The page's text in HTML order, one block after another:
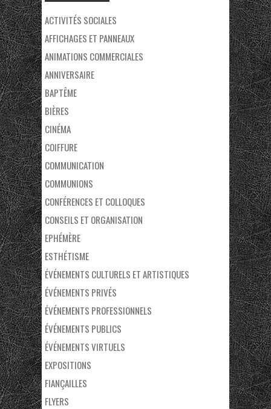
ACTIVITÉS SOCIALES
AFFICHAGES ET PANNEAUX
ANIMATIONS COMMERCIALES
ANNIVERSAIRE
BAPTÊME
BIÈRES
CINÉMA
COIFFURE
COMMUNICATION
COMMUNIONS
CONFÉRENCES ET COLLOQUES
CONSEILS ET ORGANISATION
EPHÉMÈRE
ESTHÉTISME
ÉVÉNEMENTS CULTURELS ET ARTISTIQUES
ÉVÉNEMENTS PRIVÉS
ÉVÉNEMENTS PROFESSIONNELS
ÉVÉNEMENTS PUBLICS
ÉVÉNEMENTS VIRTUELS
EXPOSITIONS
FIANÇAILLES
FLYERS